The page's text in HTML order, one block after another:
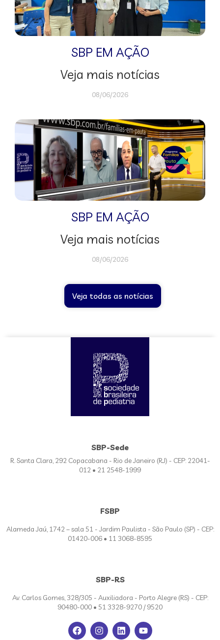
SBP EM AÇÃO
Veja mais notícias
08/06/2026
SBP EM AÇÃO
Veja mais notícias
08/06/2026
Veja todas as notícias
SBP-Sede
R. Santa Clara, 292 Copacabana - Rio de Janeiro (RJ) - CEP: 22041-
012 • 21 2548-1999
FSBP
Alameda Jaú, 1742 – sala 51 - Jardim Paulista - São Paulo (SP) - CEP:
01420-006 • 11 3068-8595
SBP-RS
Av. Carlos Gomes, 328/305 - Auxiliadora - Porto Alegre (RS) - CEP:
90480-000 • 51 3328-9270 / 9520